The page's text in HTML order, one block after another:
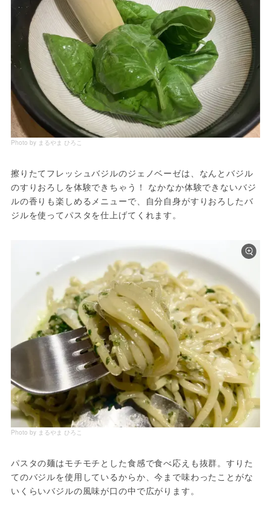
Photo by まるやま ひろこ
擦りたてフレッシュバジルのジェノベーゼは、なんとバジル
のすりおろしを体験できちゃう！ なかなか体験できないバジ
ルの香りも楽しめるメニューで、自分自身がすりおろしたバ
ジルを使ってパスタを仕上げてくれます。
Photo by まるやま ひろこ
パスタの麺はモチモチとした食感で食べ応えも抜群。すりた
てのバジルを使用しているからか、今まで味わったことがな
いくらいバジルの風味が口の中で広がります。